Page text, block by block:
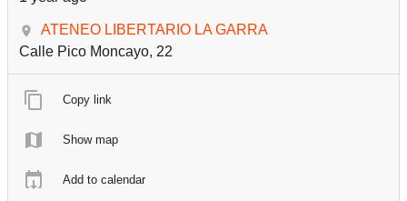
ATENEO LIBERTARIO LA GARRA
Calle Pico Moncayo, 22
Copy link
Show map
Add to calendar